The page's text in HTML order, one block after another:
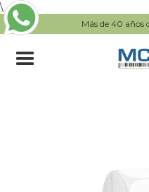
\
Más de 40 años